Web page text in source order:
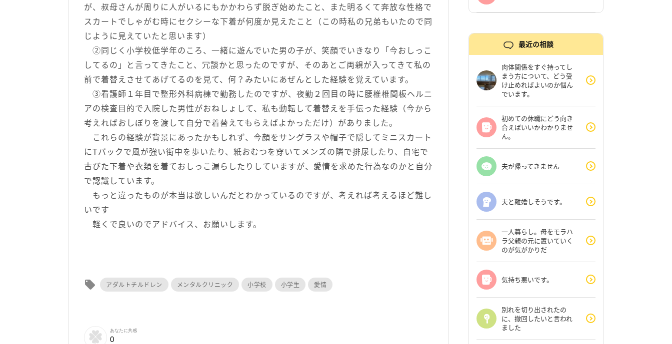
が、叔母さんが周りに人がいるにもかかわらず脱ぎ始めたこと、また明るくて奔放な性格で
スカートでしゃがむ時にセクシーな下着が何度か見えたこと（この時私の兄弟もいたので同
じように見えていたと思います）
②同じく小学校低学年のころ、一緒に遊んでいた男の子が、笑顔でいきなり「今おしっこ
してるの」と言ってきたこと、冗談かと思ったのですが、そのあとご両親が入ってきて私の
前で着替えさせてあげてるのを見て、何？みたいにあぜんとした経験を覚えています。
③看護師１年目で整形外科病棟で勤務したのですが、夜勤２回目の時に腰椎椎間板ヘルニ
アの検査目的で入院した男性がおねしょして、私も動転して着替えを手伝った経験（今から
考えればおしぼりを渡して自分で着替えてもらえばよかっただけ）がありました。
これらの経験が背景にあったかもしれず、今顔をサングラスや帽子で隠してミニスカート
にTバックで風が強い街中を歩いたり、紙おむつを穿いてメンズの隣で排尿したり、自宅で
古びた下着や衣類を着ておしっこ漏らしたりしていますが、愛情を求めた行為なのかと自分
で認識しています。
もっと違ったものが本当は欲しいんだとわかっているのですが、考えれば考えるほど難し
いです
軽くで良いのでアドバイス、お願いします。
local_offer アダルトチルドレン メンタルクリニック 小学校 小学生 愛情
あなたに共感
0
最近の相談
肉体関係をすぐ持ってし
まう方について、どう受
け止めればよいのか悩ん
でいます。
初めての休職にどう向き
合えばいいかわかりませ
ん。
夫が帰ってきません
夫と離婚しそうです。
一人暮らし。母をモラハ
ラ父親の元に置いていく
のが気がかりだ
気持ち悪いです。
別れを切り出されたの
に、撤回したいと言われ
ました